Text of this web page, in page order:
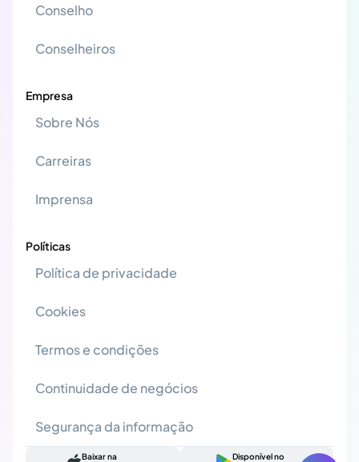
Conselho
Conselheiros
Empresa
Sobre Nós
Carreiras
Imprensa
Políticas
Política de privacidade
Cookies
Termos e condições
Continuidade de negócios
Segurança da informação
Baixar na Disponível no